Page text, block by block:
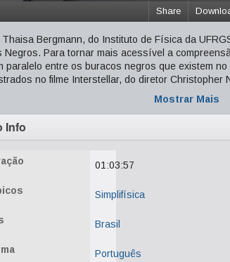
Share
Thaisa Bergmann, do Instituto de Física da
Negros. Para tornar mais acessível a
paralelo entre os buracos negros que existem
no filme Interstellar, do diretor Christopher
Mostrar Mais
Info
01:03:57
Simplifísica
Brasil
Português